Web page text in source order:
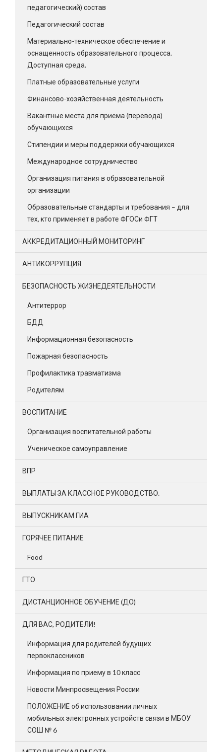
педагогический) состав
Педагогический состав
Материально-техническое обеспечение и
оснащенность образовательного процесса.
Доступная среда.
Платные образовательные услуги
Финансово-хозяйственная деятельность
Вакантные места для приема (перевода)
обучающихся
Стипендии и меры поддержки обучающихся
Международное сотрудничество
Организация питания в образовательной
организации
Образовательные стандарты и требования – для
тех, кто применяет в работе ФГОСи ФГТ
АККРЕДИТАЦИОННЫЙ МОНИТОРИНГ
АНТИКОРРУПЦИЯ
БЕЗОПАСНОСТЬ ЖИЗНЕДЕЯТЕЛЬНОСТИ
Антитеррор
БДД
Информационная безопасность
Пожарная безопасность
Профилактика травматизма
Родителям
ВОСПИТАНИЕ
Организация воспитательной работы
Ученическое самоуправление
ВПР
ВЫПЛАТЫ ЗА КЛАССНОЕ РУКОВОДСТВО.
ВЫПУСКНИКАМ ГИА
ГОРЯЧЕЕ ПИТАНИЕ
Food
ГТО
ДИСТАНЦИОННОЕ ОБУЧЕНИЕ (ДО)
ДЛЯ ВАС, РОДИТЕЛИ!
Информация для родителей будущих
первоклассников
Информация по приему в 10 класс
Новости Минпросвещения России
ПОЛОЖЕНИЕ об использовании личных
мобильных электронных устройств связи в МБОУ
СОШ № 6